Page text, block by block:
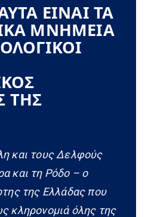
ΕΊΝΑΙ ΤΑ
ΜΝΗΜΕΊΑ
ΤΗΣ
και τους Δελφούς
και τη Ρόδο – ο
της Ελλάδας που
κληρονομιά όλης της